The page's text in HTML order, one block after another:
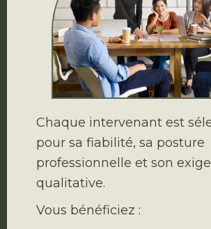
Chaque intervenant est
pour sa fiabilité, sa posture
professionnelle et son
qualitative.
Vous bénéficiez :